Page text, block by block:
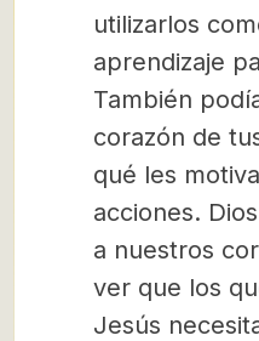
utilizarlos
aprendizaje
También
corazón de
qué les
acciones.
a nuestros
ver que los
Jesús